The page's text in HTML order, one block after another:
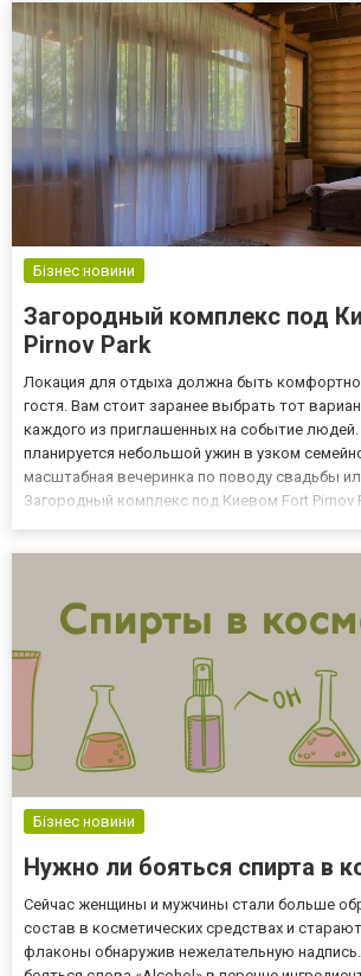
Бізнес новини
Загородный комплекс под
Pirnov Park
Локация для отдыха должна быть
гостя. Вам стоит заранее выбрать тот
каждого из приглашенных на событие людей.
планируется небольшой ужин в узком
масштабная вечеринка по поводу свадьбы
Загородный комплекс под Киевом Fort Pirnov
Бізнес новини
Нужно ли бояться спирта в
Сейчас женщины и мужчины стали больше
состав в косметических средствах и
флаконы обнаружив нежелательную